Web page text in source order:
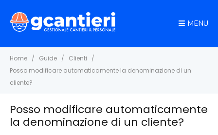
MENU
Home Guide
Clienti
Posso modificare automaticamente la denominazione di un
cliente?
Posso modificare automaticamente
la denominazione di un cliente?